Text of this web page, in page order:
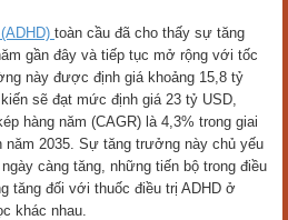
toàn cầu đã cho thấy sự tăng
gần đây và tiếp tục mở rộng với tốc
này được định giá khoảng 15,8 tỷ
sẽ đạt mức định giá 23 tỷ USD,
hàng năm (CAGR) là 4,3% trong giai
năm 2035. Sự tăng trưởng này chủ yếu
càng tăng, những tiến bộ trong điều
tăng đối với thuốc điều trị ADHD ở
khác nhau.